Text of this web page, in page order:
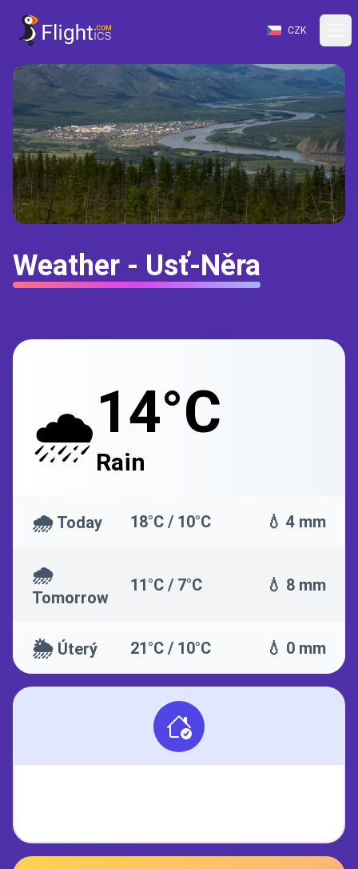
CZK
Weather - Usť-Něra
🌧️14°C
Rain
🌧️ Today 18°C / 10°C 💧 4 mm
🌧️
Tomorrow
11°C / 7°C 💧 8 mm
🌦️ Úterý 21°C / 10°C 💧 0 mm